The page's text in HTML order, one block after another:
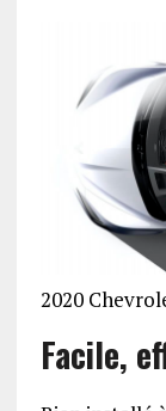
2020
Facile,